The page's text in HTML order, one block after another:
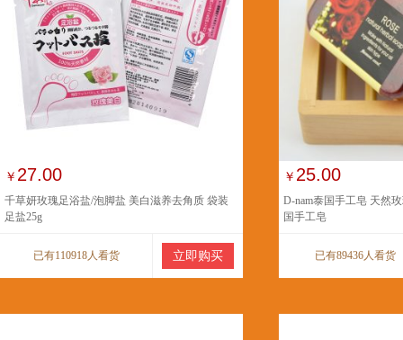
￥ 27.00
千草妍玫瑰足浴盐/泡脚盐 美白滋养去角质 袋装
足盐25g
已有110918人看货 立即购买
￥ 25.00
D-nam泰国手工皂 天然
国手工皂
已有89436人看货